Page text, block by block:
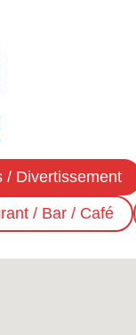
/ Divertissement
/ Bar / Café